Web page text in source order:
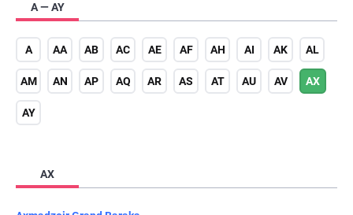
A — AY
A AA AB AC AE AF AH AI AK AL
AM AN AP AQ AR AS AT AU AV AX
AY
AX